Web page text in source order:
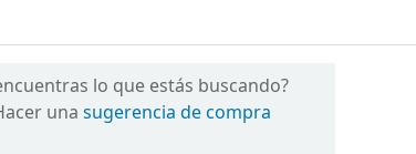
lo que estás buscando?
unasugerencia de compra